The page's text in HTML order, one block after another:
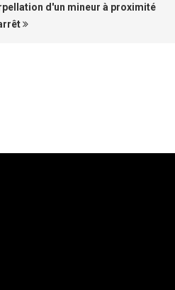
d'un mineur à proximité